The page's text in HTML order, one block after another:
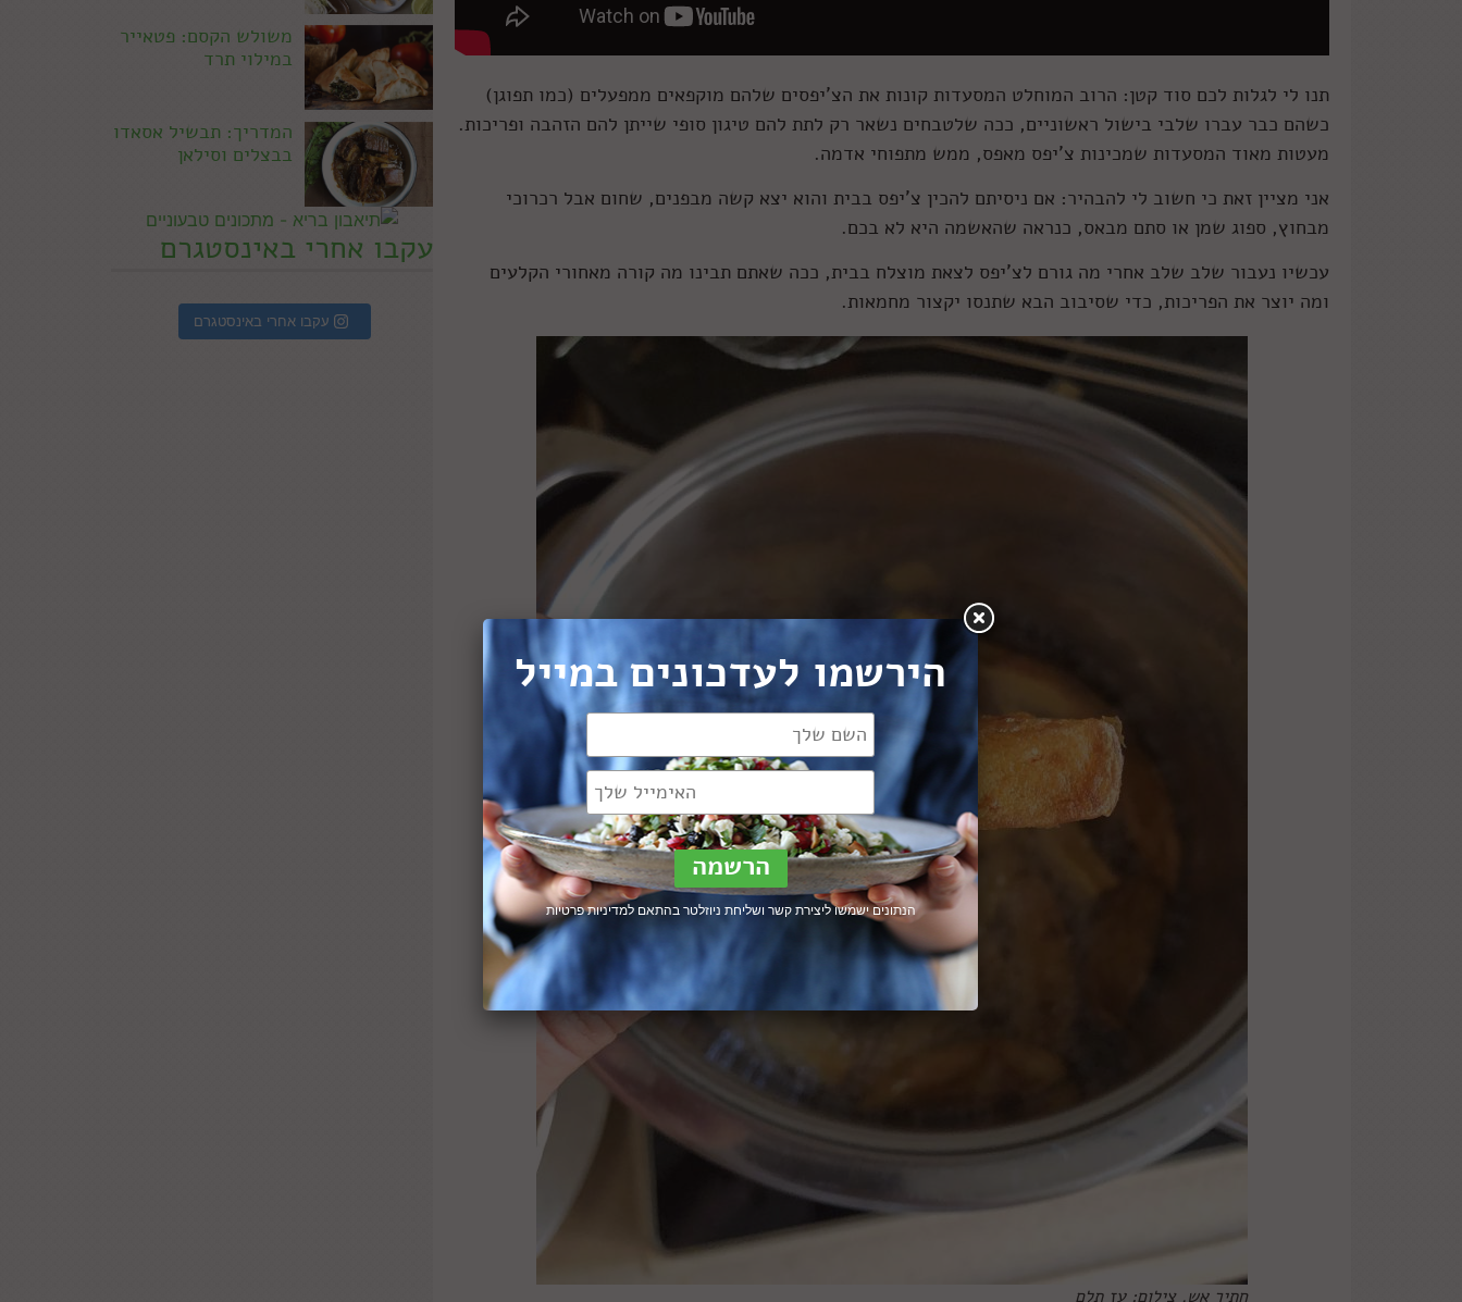
משולש הקסם: פטאייר
במילוי תרד
המדריך: תבשיל אסאדו
בבצלים וסילאן
עקבו אחרי באינסטגרם
עקבו אחרי באינסטגרם
תנו לי לגלות לכם סוד קטן: הרוב המוחלט המסעדות קונות את הצ'יפסים שלהם מוקפאים ממפעלים (כמו תפוגן)
כשהם כבר עברו שלבי בישול ראשוניים, ככה שלטבחים נשאר רק לתת להם טיגון סופי שייתן להם הזהבה ופריכות.
מעטות מאוד המסעדות שמכינות צ'יפס מאפס, ממש מתפוחי אדמה.
אני מציין זאת כי חשוב לי להבהיר: אם ניסיתם להכין צ'יפס בבית והוא יצא קשה מבפנים, שחום אבל רכרוכי
מבחוץ, ספוג שמן או סתם מבאס, כנראה שהאשמה היא לא בכם.
עכשיו נעבור שלב שלב אחרי מה גורם לצ'יפס לצאת מוצלח בבית, ככה שאתם תבינו מה קורה מאחורי הקלעים
ומה יוצר את הפריכות, כדי שסיבוב הבא שתנסו יקצור מחמאות.
חתיך אש. צילום: עז תלם
הירשמו לעדכונים במייל
הנתונים ישמשו ליצירת קשר ושליחת ניוזלטר בהתאם למדיניות פרטיות